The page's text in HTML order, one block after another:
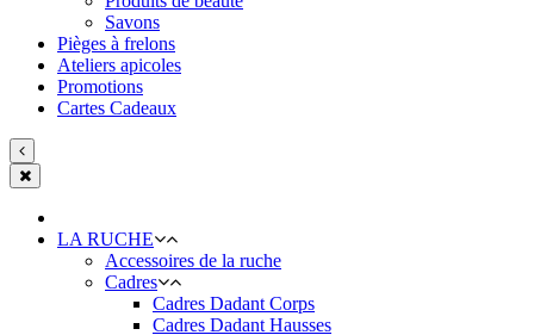
Savons
Pièges à frelons
Ateliers apicoles
Promotions
Cartes Cadeaux
LA RUCHE
Accessoires de la ruche
Cadres
Cadres Dadant Corps
Cadres Dadant Hausses